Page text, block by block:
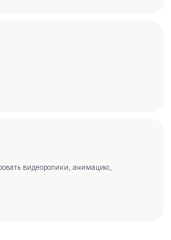
видеоролики, анимацию,